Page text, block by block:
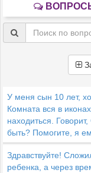
У меня сын 10 лет,
Комната вся в
находиться.
быть? Помогите, я
Здравствуйте!
ребенка, а через